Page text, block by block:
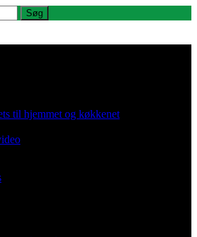
til hjemmet og køkkenet